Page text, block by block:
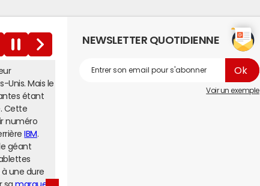
Unis. Mais le
étant
Cette
numéro
IBM .
géant
une dure
samarque
NEWSLETTER QUOTIDIENNE
Voir un exemple